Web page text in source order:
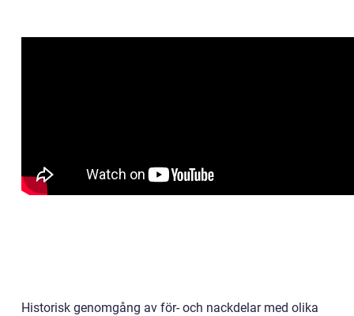
Historisk genomgång av för- och nackdelar med olika